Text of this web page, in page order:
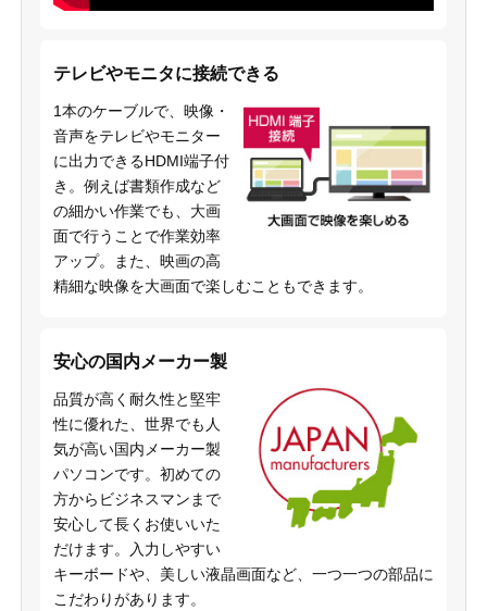
テレビやモニタに接続できる
1本のケーブルで、映像・
音声をテレビやモニター
に出力できるHDMI端子付
き。例えば書類作成など
の細かい作業でも、大画
面で行うことで作業効率
アップ。また、映画の高
精細な映像を大画面で楽しむこともできます。
安心の国内メーカー製
品質が高く耐久性と堅牢
性に優れた、世界でも人
気が高い国内メーカー製
パソコンです。初めての
方からビジネスマンまで
安心して長くお使いいた
だけます。入力しやすい
キーボードや、美しい液晶画面など、一つ一つの部品に
こだわりがあります。